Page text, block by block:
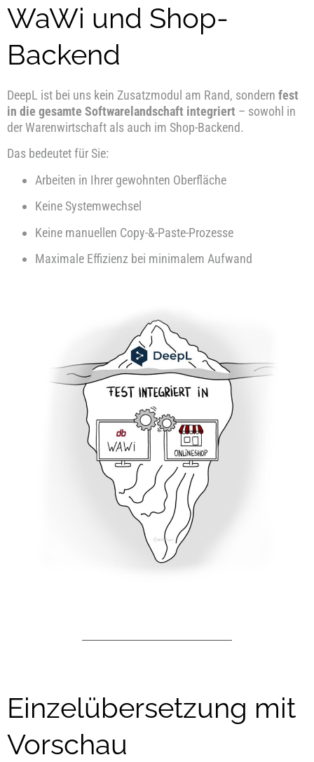
WaWi und Shop-
Backend
DeepL ist bei uns kein Zusatzmodul am Rand, sondern fest
in die gesamte Softwarelandschaft integriert – sowohl in
der Warenwirtschaft als auch im Shop-Backend.
Das bedeutet für Sie:
Arbeiten in Ihrer gewohnten Oberfläche
Keine Systemwechsel
Keine manuellen Copy-&-Paste-Prozesse
Maximale Effizienz bei minimalem Aufwand
Einzelübersetzung mit
Vorschau